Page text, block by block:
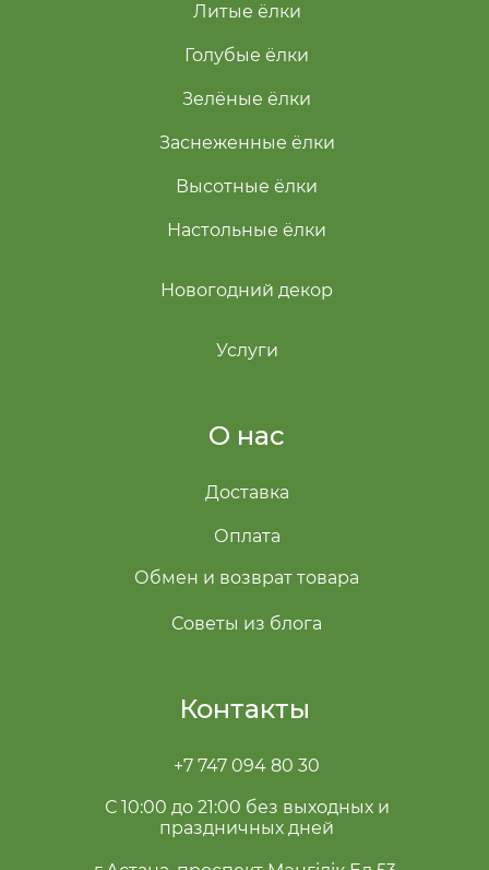
О нас
Контакты
Голубые ёлки
Зелёные ёлки
Доставка
Оплата
Обмен и возврат товара
Заснеженные ёлки
+7 747 094 80 30
С 10:00 до 21:00 без выходных и
праздничных дней
Советы из блога
Литые ёлки
Высотные ёлки
Настольные ёлки
Услуги
Новогодний декор